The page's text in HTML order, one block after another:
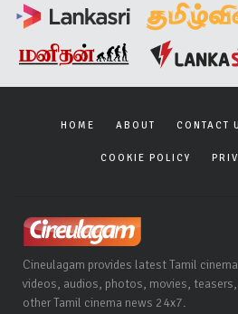
HOME ABOUT CONTACT
COOKIE POLICY
Cineulagam provides latest Tamil
videos, audios, photos, movies,
other Tamil cinema news 24x7.